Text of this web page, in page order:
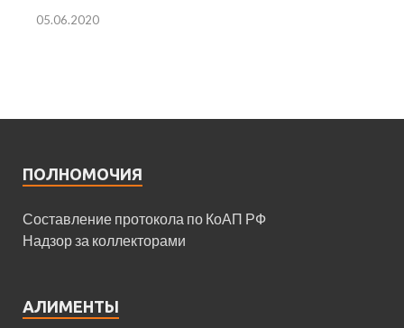
05.06.2020
ПОЛНОМОЧИЯ
Составление протокола по КоАП РФ
Надзор за коллекторами
АЛИМЕНТЫ